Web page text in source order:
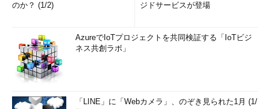
のか？ (1/2)
ジドサービスが登場
AzureでIoTプロジェクトを共同検証する「IoTビジ
ネス共創ラボ」
「LINE」に「Webカメラ」、のぞき見られた1月 (1/